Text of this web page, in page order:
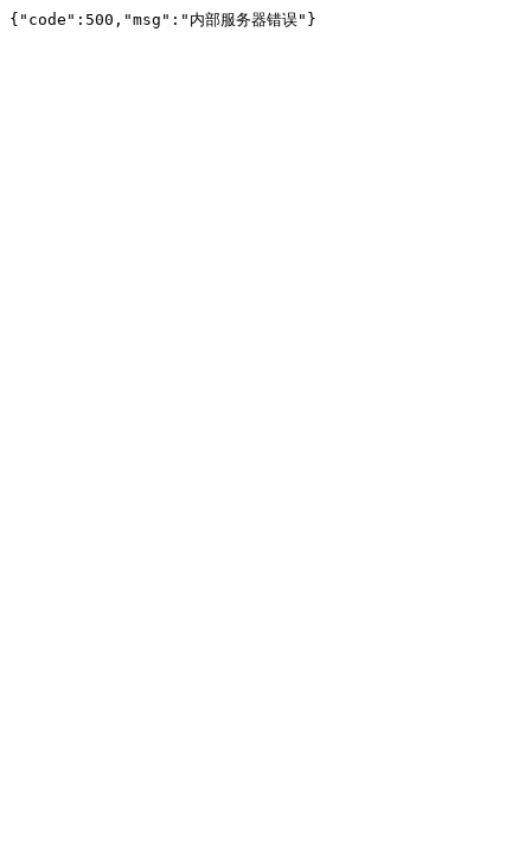
{"code":500,"msg":"内部服务器错误"}